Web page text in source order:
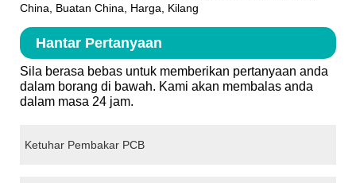
China, Buatan China, Harga, Kilang
Hantar Pertanyaan
Sila berasa bebas untuk memberikan pertanyaan anda
dalam borang di bawah. Kami akan membalas anda
dalam masa 24 jam.